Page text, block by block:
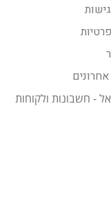
- חשבונות ולקוחות